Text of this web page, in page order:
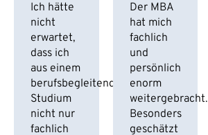
Ich hätte
nicht
erwartet,
dass ich
aus einem
berufsbegleitenden
Studium
nicht nur
fachlich
Der MBA
hat mich
fachlich
und
persönlich
enorm
weitergebracht.
Besonders
geschätzt